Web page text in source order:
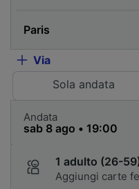
Via
Sola andata
Andata
1 adulto (26-
Aggiungi carte